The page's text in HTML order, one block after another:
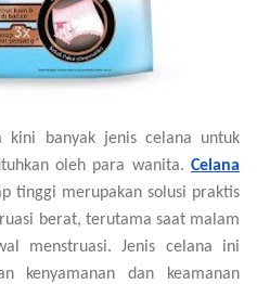
kini banyak jenis celana untuk
oleh para wanita. Celana
tinggi merupakan solusi praktis
berat, terutama saat malam
menstruasi. Jenis celana ini
kenyamanan dan keamanan